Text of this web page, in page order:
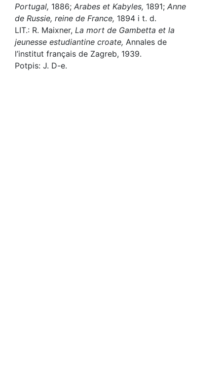
Portugal, 1886; Arabes et Kabyles, 1891; Anne
de Russie, reine de France, 1894 i t. d.
LIT.: R. Maixner, La mort de Gambetta et la
jeunesse estudiantine croate, Annales de
l’institut français de Zagreb, 1939.
Potpis: J. D-e.